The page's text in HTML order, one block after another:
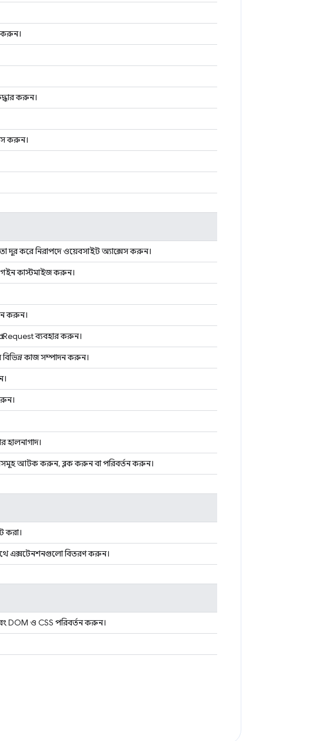
করুন।
করুন।
করুন।
দূর করে নিরাপদে ওয়েবসাইট অ্যাক্সেস করুন।
কাস্টমাইজ করুন।
করুন।
ব্যবহার করুন।
কাজ সম্পাদন করুন।
আটক করুন, ব্লক করুন বা পরিবর্তন করুন।
করা।
এক্সটেনশনগুলো বিতরণ করুন।
DOM ও CSS পরিবর্তন করুন।